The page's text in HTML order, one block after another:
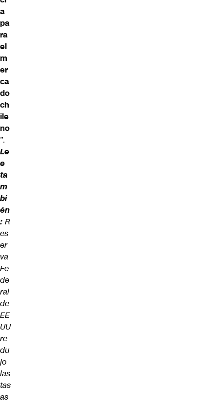
a
pa
ra
el
m
er
ca
do
ch
ile
no
”.
Le
e
ta
m
bi
én
: R
es
er
va
Fe
de
ral
de
EE
UU
re
du
jo
las
tas
as